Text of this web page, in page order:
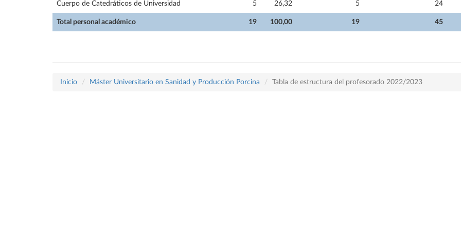
Total personal académico 19 100,00 19 45
Cuerpo de Catedráticos de Universidad 5 26,32 5 24
Inicio Máster Universitario en Sanidad y Producción Porcina Tabla de estructura del profesorado 2022/2023